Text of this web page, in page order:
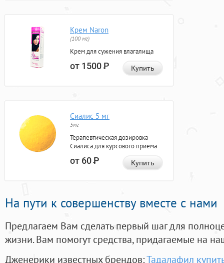
Крем Naron
(100 мг)
Крем для сужения влагалища
от 1500Р Купить
Сиалис 5 мг
5мг
Терапевтическая дозировка
Сиалиса для курсового приема
от 60Р Купить
На пути к совершенству вместе с нами
Предлагаем Вам сделать первый шаг для
жизни. Вам помогут средства, придагаемые на
Дженерики известных брендов:Тадалафил